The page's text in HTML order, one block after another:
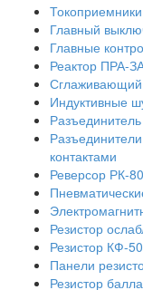
Главный
Главные
Реактор ПРА-
Индуктивные
контактами
Реверсор РК-
Резистор
Резистор КФ-
Панели
Резистор